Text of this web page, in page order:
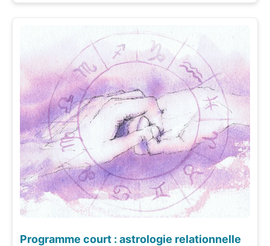
Programme court : astrologie relationnelle